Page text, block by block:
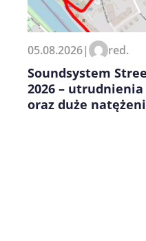
05.08.2026| red.
Soundsystem
2026 –
oraz duże